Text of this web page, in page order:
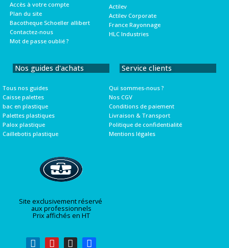
Accès à votre compte
Plan du site
Bacotheque Schoeller allibert
Contactez-nous
Mot de passe oublié ?
Actilev
Actilev Corporate
France Rayonnage
HLC Industries
Nos guides d'achats
Tous nos guides
Caisse palettes
bac en plastique
Palettes plastiques
Palox plastique
Caillebotis plastique
Service clients
Qui sommes-nous ?
Nos CGV
Conditions de paiement
Livraison & Transport
Politique de confidentialité
Mentions légales
Site exclusivement réservé
aux professionnels
Prix affichés en HT